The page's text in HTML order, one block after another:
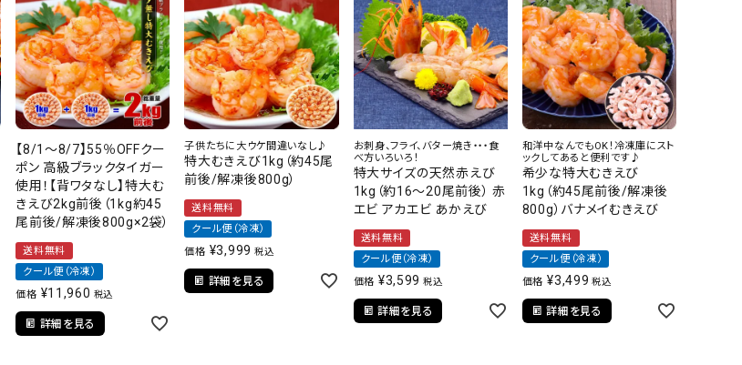
【8/1～8/7】55％OFFクー
ポン 高級ブラックタイガー
使用！【背ワタなし】特大む
きえび2kg前後（1kg約45
尾前後/解凍後800g×2袋）
送料無料
クール便（冷凍）
価格 ¥11,960 税込
詳細を見る
子供たちに大ウケ間違いなし♪
特大むきえび1kg（約45尾
前後/解凍後800g）
送料無料
クール便（冷凍）
価格 ¥3,999 税込
詳細を見る
お刺身、フライ、バター焼き・・・食
べ方いろいろ！
特大サイズの天然赤えび
1kg（約16～20尾前後） 赤
エビ アカエビ あかえび
送料無料
クール便（冷凍）
価格 ¥3,599 税込
詳細を見る
和洋中なんでもOK！冷凍庫にスト
ックしてあると便利です♪
希少な特大むきえび
1kg（約45尾前後/解凍後
800g）バナメイむきえび
送料無料
クール便（冷凍）
価格 ¥3,499 税込
詳細を見る